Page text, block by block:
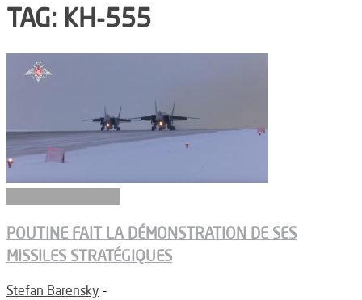
TAG: KH-555
POUTINE FAIT LA DÉMONSTRATION DE SES
MISSILES STRATÉGIQUES
Stefan Barensky -